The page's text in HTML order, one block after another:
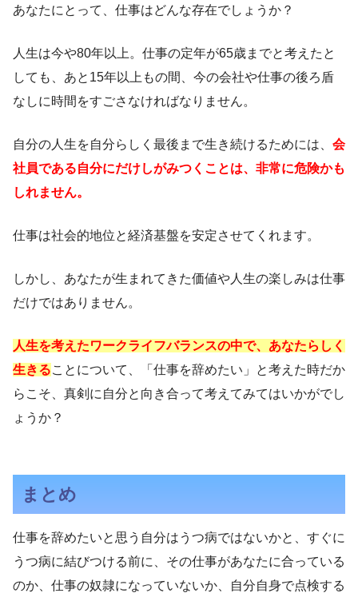
あなたにとって、仕事はどんな存在でしょうか？
人生は今や80年以上。仕事の定年が65歳までと考えたと
しても、あと15年以上もの間、今の会社や仕事の後ろ盾
なしに時間をすごさなければなりません。
自分の人生を自分らしく最後まで生き続けるためには、 会
社員である自分にだけしがみつくことは、非常に危険かも
しれません。
仕事は社会的地位と経済基盤を安定させてくれます。
しかし、あなたが生まれてきた価値や人生の楽しみは仕事
だけではありません。
人生を考えたワークライフバランスの中で、あなたらしく
生きることについて、「仕事を辞めたい」と考えた時だか
らこそ、真剣に自分と向き合って考えてみてはいかがでし
ょうか？
まとめ
仕事を辞めたいと思う自分はうつ病ではないかと、すぐに
うつ病に結びつける前に、その仕事があなたに合っている
のか、仕事の奴隷になっていないか、自分自身で点検する